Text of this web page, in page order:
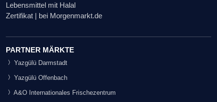
Lebensmittel mit Halal
Zertifikat | bei Morgenmarkt.de
PARTNER MÄRKTE
Yazgülü Darmstadt
Yazgülü Offenbach
A&O Internationales Frischezentrum